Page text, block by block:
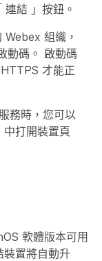
連結 」按鈕。
組織，
動碼。 啟動碼
才能正
務時，您可以
打開裝置頁
軟體版本可用
置將自動升